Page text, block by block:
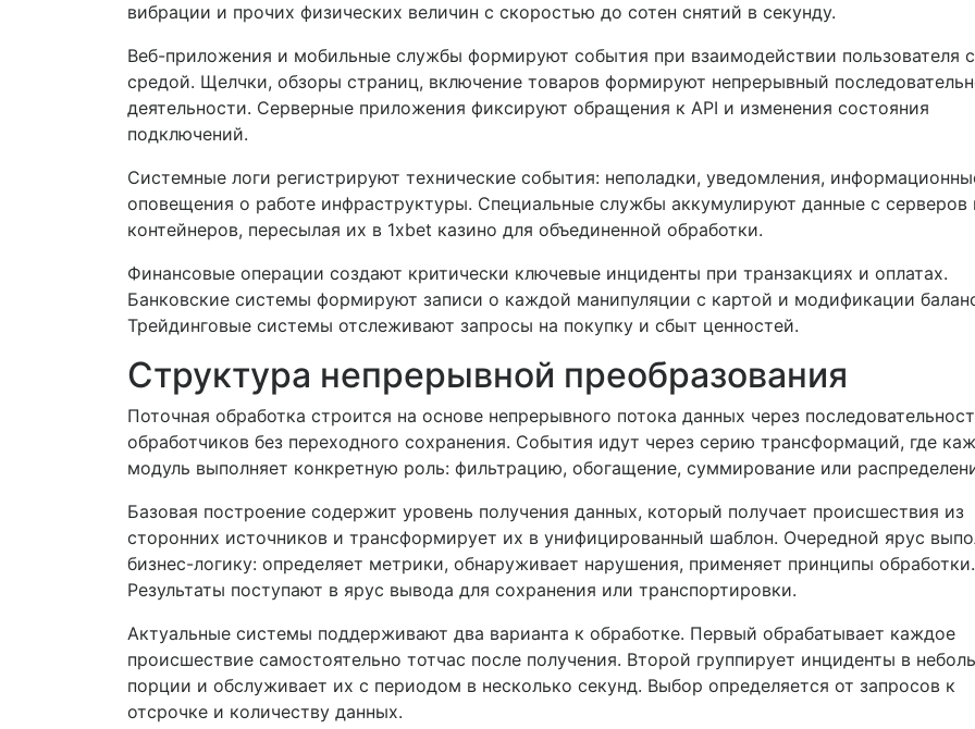
вибрации и прочих физических величин с скоростью до сотен снятий в секунду.
Веб-приложения и мобильные службы формируют события при взаимодействии пользователя с
средой. Щелчки, обзоры страниц, включение товаров формируют непрерывный
деятельности. Серверные приложения фиксируют обращения к API и изменения состояния
подключений.
Системные логи регистрируют технические события: неполадки, уведомления,
оповещения о работе инфраструктуры. Специальные службы аккумулируют данные с серверов
контейнеров, пересылая их в 1xbet казино для объединенной обработки.
Финансовые операции создают критически ключевые инциденты при транзакциях и оплатах.
Банковские системы формируют записи о каждой манипуляции с картой и модификации
Трейдинговые системы отслеживают запросы на покупку и сбыт ценностей.
Структура непрерывной преобразования
Поточная обработка строится на основе непрерывного потока данных через
обработчиков без переходного сохранения. События идут через серию трансформаций, где
модуль выполняет конкретную роль: фильтрацию, обогащение, суммирование или
Базовая построение содержит уровень получения данных, который получает происшествия из
сторонних источников и трансформирует их в унифицированный шаблон. Очередной ярус
бизнес-логику: определяет метрики, обнаруживает нарушения, применяет принципы обработки.
Результаты поступают в ярус вывода для сохранения или транспортировки.
Актуальные системы поддерживают два варианта к обработке. Первый обрабатывает каждое
происшествие самостоятельно тотчас после получения. Второй группирует инциденты в
порции и обслуживает их с периодом в несколько секунд. Выбор определяется от запросов к
отсрочке и количеству данных.